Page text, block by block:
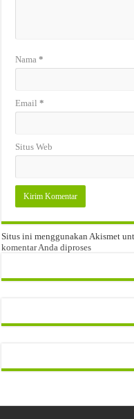
Nama*
Email*
Situs Web
Situs ini menggunakan Akismet
komentar Anda diproses